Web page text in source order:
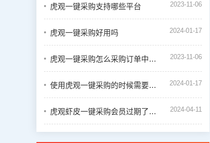
虎观一键采购支持哪些平台 2023-11-06
虎观一键采购好用吗 2024-01-17
虎观一键采购怎么采购订单中的商品 2023-11-06
使用虎观一键采购的时候需要绑定虾皮店铺吗 2024-01-17
虎观虾皮一键采购会员过期了怎么续费 2024-04-11